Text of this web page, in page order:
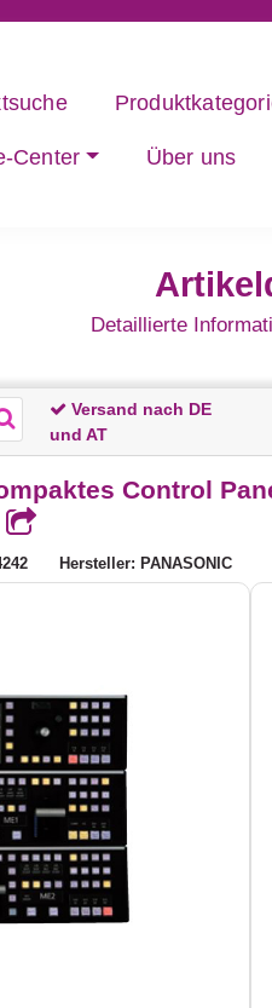
Center Über uns
Detaillierte
Versand nach DE
und AT
Control
Hersteller: PANASONIC